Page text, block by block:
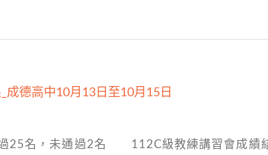
成德高中10月13日至10月15日
25名，未通過2名 112C級教練講習會成績